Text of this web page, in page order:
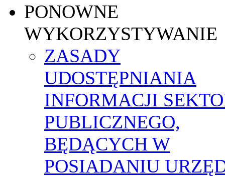
PONOWNE
WYKORZYSTYWANIE
ZASADY
UDOSTĘPNIANIA
INFORMACJI
PUBLICZNEGO,
BĘDĄCYCH W
POSIADANIU